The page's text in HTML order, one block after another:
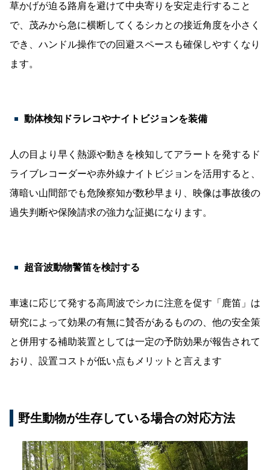
草かげが迫る路肩を避けて中央寄りを安定走行すること
で、茂みから急に横断してくるシカとの接近角度を小さく
でき、ハンドル操作での回避スペースも確保しやすくなり
ます。
動体検知ドラレコやナイトビジョンを装備
人の目より早く熱源や動きを検知してアラートを発するド
ライブレコーダーや赤外線ナイトビジョンを活用すると、
薄暗い山間部でも危険察知が数秒早まり、映像は事故後の
過失判断や保険請求の強力な証拠になります。
超音波動物警笛を検討する
車速に応じて発する高周波でシカに注意を促す「鹿笛」は
研究によって効果の有無に賛否があるものの、他の安全策
と併用する補助装置としては一定の予防効果が報告されて
おり、設置コストが低い点もメリットと言えます
野生動物が生存している場合の対応方法